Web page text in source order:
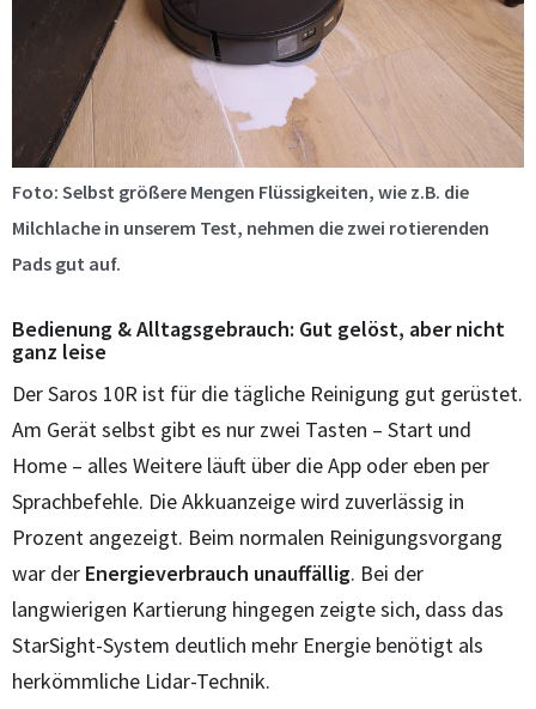
Foto: Selbst größere Mengen Flüssigkeiten, wie z.B. die
Milchlache in unserem Test, nehmen die zwei rotierenden
Pads gut auf.
Bedienung & Alltagsgebrauch: Gut gelöst, aber nicht
ganz leise
Der Saros 10R ist für die tägliche Reinigung gut gerüstet.
Am Gerät selbst gibt es nur zwei Tasten – Start und
Home – alles Weitere läuft über die App oder eben per
Sprachbefehle. Die Akkuanzeige wird zuverlässig in
Prozent angezeigt. Beim normalen Reinigungsvorgang
war der Energieverbrauch unauffällig. Bei der
langwierigen Kartierung hingegen zeigte sich, dass das
StarSight-System deutlich mehr Energie benötigt als
herkömmliche Lidar-Technik.